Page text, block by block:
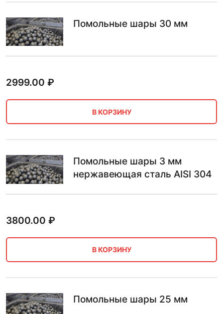
Помольные шары 30 мм
2999.00 ₽
В КОРЗИНУ
Помольные шары 3 мм
нержавеющая сталь AISI 304
3800.00 ₽
В КОРЗИНУ
Помольные шары 25 мм